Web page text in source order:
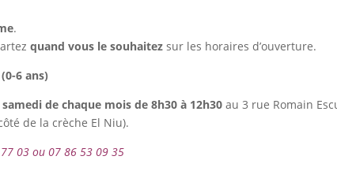
.
quand vous le souhaitez sur les horaires d’ouverture.
6 ans)
de chaque mois de 8h30 à 12h30 au 3 rue Romain
de la crèche El Niu).
03 ou 07 86 53 09 35